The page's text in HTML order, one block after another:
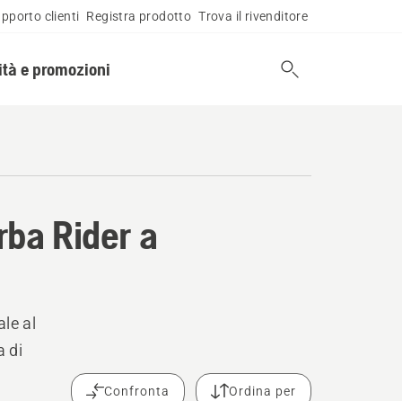
clienti Registra prodotto Trova il rivenditore
e promozioni
Rider a
al
di
Confronta Ordina per